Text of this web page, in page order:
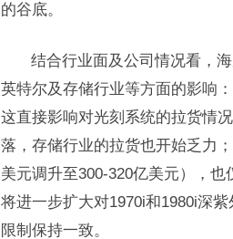
的谷底。
结合行业面及公司情况看，
英特尔及存储行业等方面的影响
这直接影响对光刻系统的拉货情
落，存储行业的拉货也开始乏力
美元调升至300-320亿美元），
将进一步扩大对1970i和1980i深
限制保持一致。